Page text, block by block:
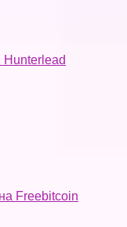
Freebitcoin